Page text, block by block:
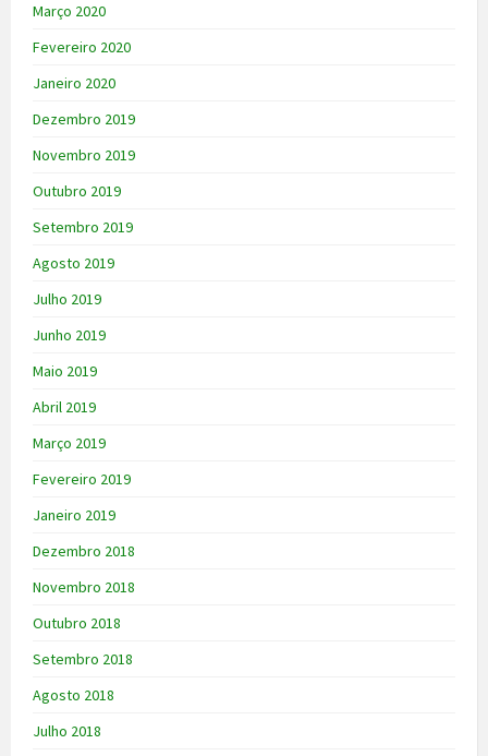
Março 2020
Fevereiro 2020
Janeiro 2020
Dezembro 2019
Novembro 2019
Outubro 2019
Setembro 2019
Agosto 2019
Julho 2019
Junho 2019
Maio 2019
Abril 2019
Março 2019
Fevereiro 2019
Janeiro 2019
Dezembro 2018
Novembro 2018
Outubro 2018
Setembro 2018
Agosto 2018
Julho 2018